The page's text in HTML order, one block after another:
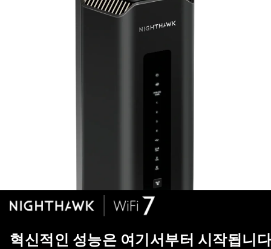
혁신적인 성능은 여기서부터 시작됩니다